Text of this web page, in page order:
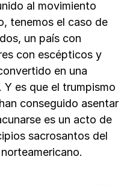
al movimiento
tenemos el caso de
un país con
con escépticos y
en una
es que el trumpismo
conseguido asentar
es un acto de
sacrosantos del